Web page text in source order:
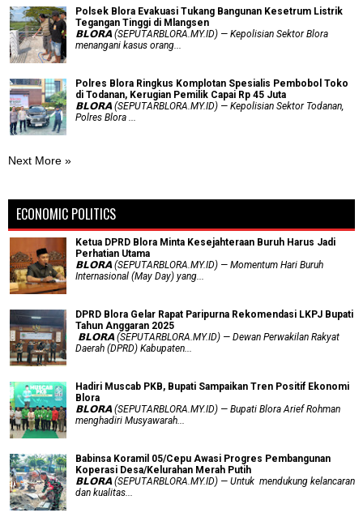
Polsek Blora Evakuasi Tukang Bangunan Kesetrum Listrik
Tegangan Tinggi di Mlangsen
𝗕𝗟𝗢𝗥𝗔 (SEPUTARBLORA.MY.ID) — Kepolisian Sektor Blora
menangani kasus orang...
Polres Blora Ringkus Komplotan Spesialis Pembobol Toko
di Todanan, Kerugian Pemilik Capai Rp 45 Juta
𝗕𝗟𝗢𝗥𝗔 (SEPUTARBLORA.MY.ID) — Kepolisian Sektor Todanan,
Polres Blora ...
Next More »
ECONOMIC POLITICS
Ketua DPRD Blora Minta Kesejahteraan Buruh Harus Jadi
Perhatian Utama
​𝗕𝗟𝗢𝗥𝗔 (SEPUTARBLORA.MY.ID) — Momentum Hari Buruh
Internasional (May Day) yang...
DPRD Blora Gelar Rapat Paripurna Rekomendasi LKPJ Bupati
Tahun Anggaran 2025
‎ 𝗕𝗟𝗢𝗥𝗔 (SEPUTARBLORA.MY.ID) — Dewan Perwakilan Rakyat
Daerah (DPRD) Kabupaten...
Hadiri Muscab PKB, Bupati Sampaikan Tren Positif Ekonomi
Blora
𝗕𝗟𝗢𝗥𝗔 (SEPUTARBLORA.MY.ID) — Bupati Blora Arief Rohman
menghadiri Musyawarah...
Babinsa Koramil 05/Cepu Awasi Progres Pembangunan
Koperasi Desa/Kelurahan Merah Putih
𝗕𝗟𝗢𝗥𝗔 (SEPUTARBLORA.MY.ID) — Untuk mendukung kelancaran
dan kualitas...